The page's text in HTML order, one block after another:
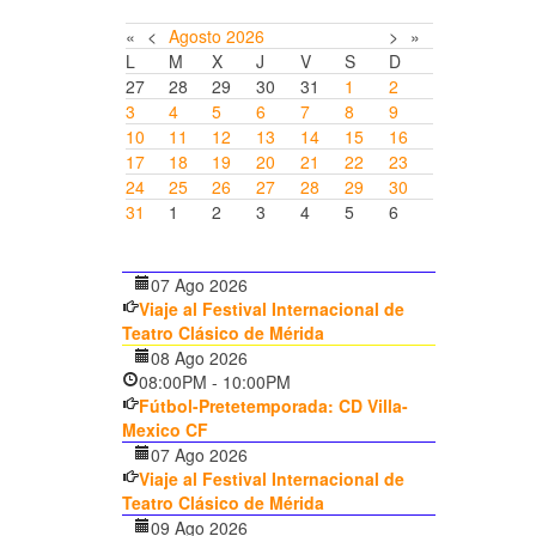
« < Agosto 2026 > »
L
M X J V S
D
27
28 29 30 31 1
2
3
4 5 6 7 8
9
10
11 12 13 14 15
16
17
18 19 20 21 22
23
24
25 26 27 28 29
30
31
1 2 3 4 5 6
07 Ago 2026
Viaje al Festival Internacional de
Teatro Clásico de Mérida
08 Ago 2026
08:00PM - 10:00PM
Fútbol-Pretetemporada: CD Villa-
Mexico CF
07 Ago 2026
Viaje al Festival Internacional de
Teatro Clásico de Mérida
09 Ago 2026